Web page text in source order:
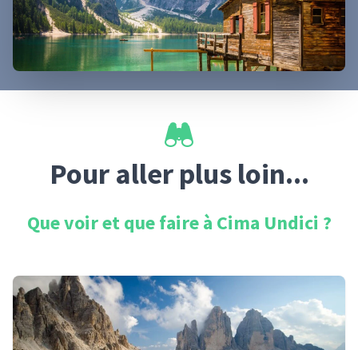
Pour aller plus loin...
Que voir et que faire à Cima Undici ?